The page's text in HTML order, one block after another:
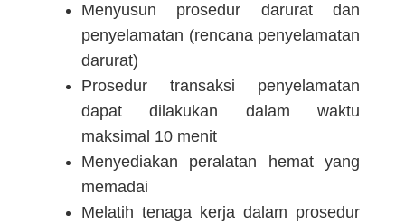
Menyusun prosedur darurat dan
penyelamatan (rencana penyelamatan
darurat)
Prosedur transaksi penyelamatan
dapat dilakukan dalam waktu
maksimal 10 menit
Menyediakan peralatan hemat yang
memadai
Melatih tenaga kerja dalam prosedur